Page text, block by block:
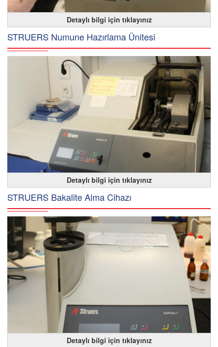
Detaylı bilgi için tıklayınız
STRUERS Numune Hazırlama Ünitesi
Detaylı bilgi için tıklayınız
STRUERS Bakalite Alma Cihazı
Detaylı bilgi için tıklayınız